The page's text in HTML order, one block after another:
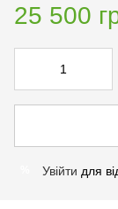
25 500
Увійти для